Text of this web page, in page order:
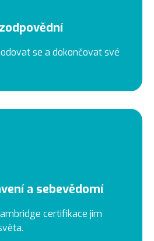
se a dokončovat své
a sebevědomí
certifikace jim